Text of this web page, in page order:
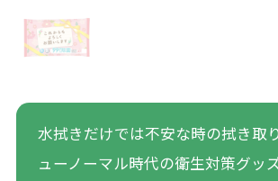
水拭きだけでは不安な時の拭き取
ューノーマル時代の衛生対策グッズ